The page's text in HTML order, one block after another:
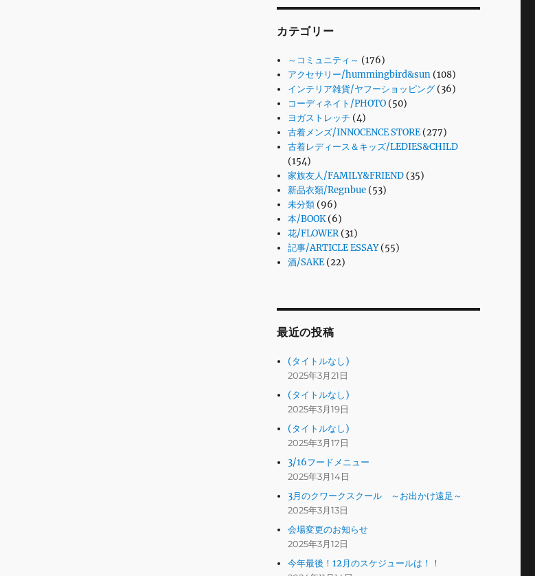
カテゴリー
～コミュニティ～ (176)
アクセサリー/hummingbird&sun (108)
インテリア雑貨/ヤフーショッピング (36)
コーディネイト/PHOTO (50)
ヨガストレッチ (4)
古着メンズ/INNOCENCE STORE (277)
古着レディース＆キッズ/LEDIES&CHILD
(154)
家族友人/FAMILY&FRIEND (35)
新品衣類/Regnbue (53)
未分類 (96)
本/BOOK(6)
花/FLOWER(31)
記事/ARTICLE ESSAY(55)
酒/SAKE (22)
最近の投稿
(タイトルなし)
2025年3月21日
(タイトルなし)
2025年3月19日
(タイトルなし)
2025年3月17日
3/16フードメニュー
2025年3月14日
3月のクワークスクール ～お出かけ遠足～
2025年3月13日
会場変更のお知らせ
2025年3月12日
今年最後！12月のスケジュールは！！